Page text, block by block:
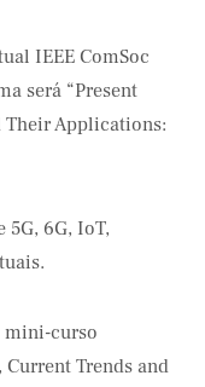
IEEE ComSoc
será “Present
Applications:
6G, IoT,
curso
Current Trends and